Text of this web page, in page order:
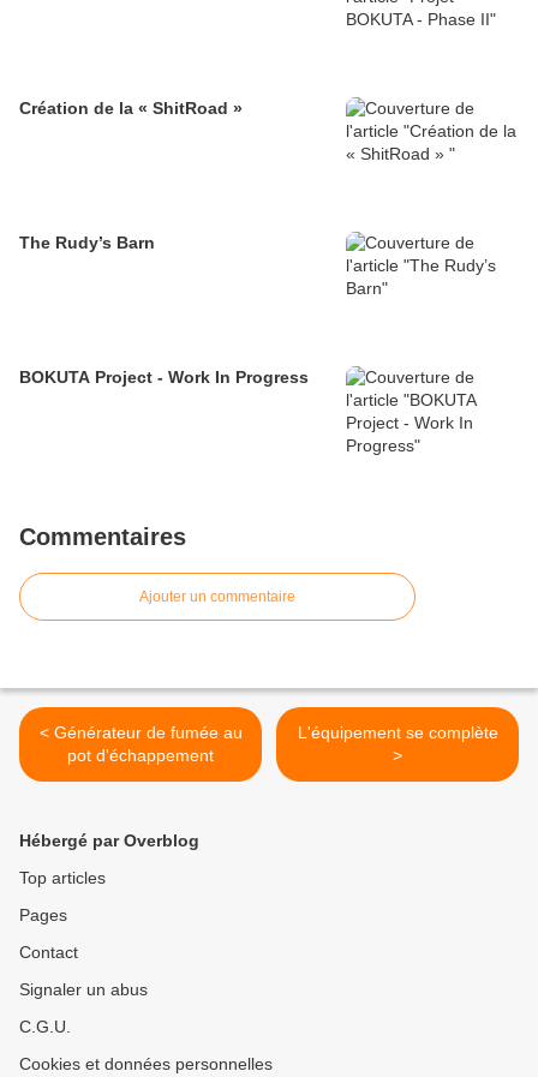
Création de la « ShitRoad »
The Rudy’s Barn
BOKUTA Project - Work In Progress
Commentaires
Ajouter un commentaire
< Générateur de fumée au
pot d'échappement
L'équipement se complète
>
Hébergé par Overblog
Top articles
Pages
Contact
Signaler un abus
C.G.U.
Cookies et données personnelles